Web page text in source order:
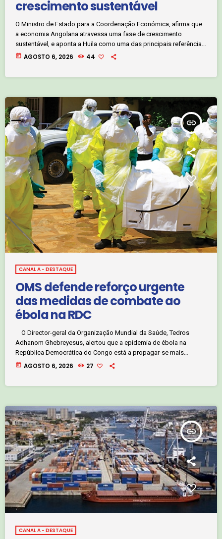
crescimento sustentável
O Ministro de Estado para a Coordenação Económica, afirma que
a economia Angolana atravessa uma fase de crescimento
sustentável, e aponta a Huila como uma das principais referências
económicas do país. José de Lima Massano, fez este
today AGOSTO 6, 2026 44
insert_link
CANAL A - DESTAQUE
OMS defende reforço urgente
das medidas de combate ao
ébola na RDC
O Director-geral da Organização Mundial da Saúde, Tedros
Adhanom Ghebreyesus, alertou que a epidemia de ébola na
República Democrática do Congo está a propagar-se mais
rapidamente do que os esforços para a conter. Durante uma visita
today AGOSTO 6, 2026 27
insert_link
CANAL A - DESTAQUE